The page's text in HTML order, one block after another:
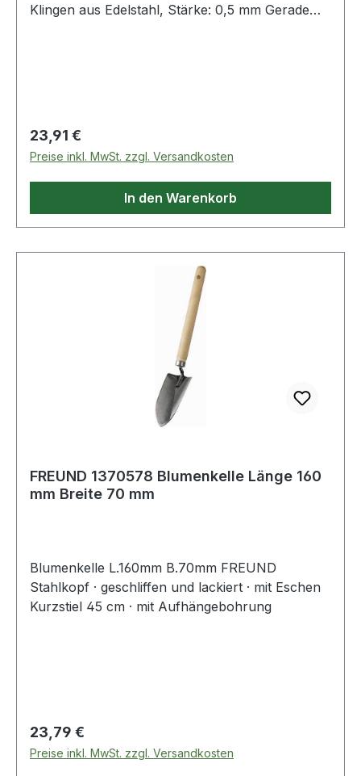
Klingen aus Edelstahl, Stärke: 0,5 mm Gerade
Regulärer Preis:
23,91 €
Preise inkl. MwSt. zzgl. Versandkosten
In den Warenkorb
FREUND 1370578 Blumenkelle Länge 160
mm Breite 70 mm
Blumenkelle L.160mm B.70mm FREUND
Stahlkopf · geschliffen und lackiert · mit Eschen
Kurzstiel 45 cm · mit Aufhängebohrung
Regulärer Preis:
23,79 €
Preise inkl. MwSt. zzgl. Versandkosten